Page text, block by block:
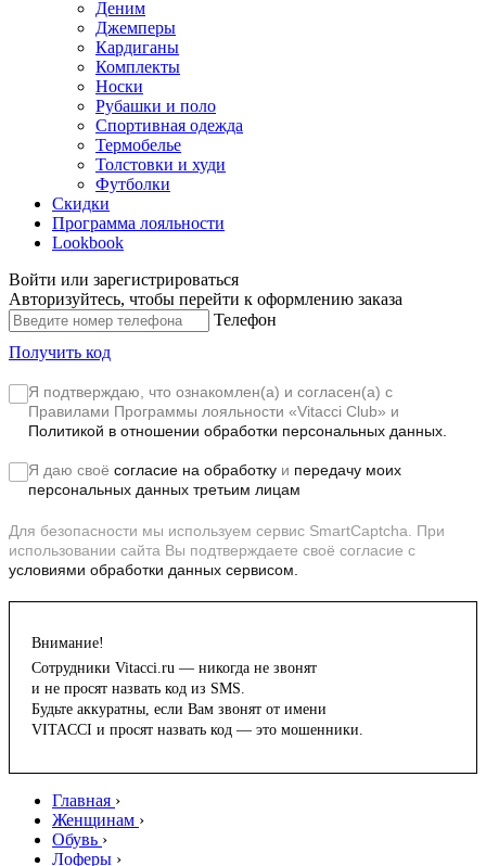
Деним
Джемперы
Кардиганы
Комплекты
Носки
Рубашки и поло
Спортивная одежда
Термобелье
Толстовки и худи
Футболки
Скидки
Программа лояльности
Lookbook
Войти или зарегистрироваться
Авторизуйтесь, чтобы перейти к оформлению заказа
Телефон
Получить код
Я подтверждаю, что ознакомлен(а) и согласен(а) с
Правилами Программы лояльности «Vitacci Club» и
Политикой в отношении обработки персональных данных.
Я даю своё согласие на обработку и передачу моих
персональных данных третьим лицам
Для безопасности мы используем сервис SmartCaptcha. При
использовании сайта Вы подтверждаете своё согласие с
условиями обработки данных сервисом.
Внимание!
Сотрудники Vitacci.ru — никогда не звонят
и не просят назвать код из SMS.
Будьте аккуратны, если Вам звонят от имени
VITACCI и просят назвать код — это мошенники.
Главная ›
Женщинам ›
Обувь ›
Лоферы ›